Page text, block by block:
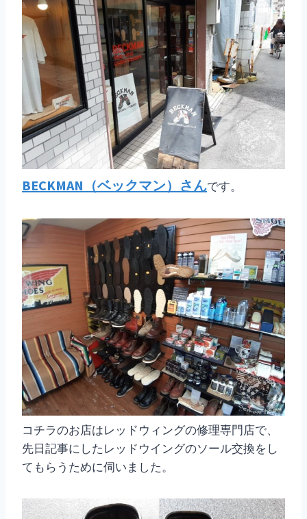
BECKMAN（ベックマン）さんです。
コチラのお店はレッドウィングの修理専門店で、
先日記事にしたレッドウイングのソール交換をし
てもらうために伺いました。